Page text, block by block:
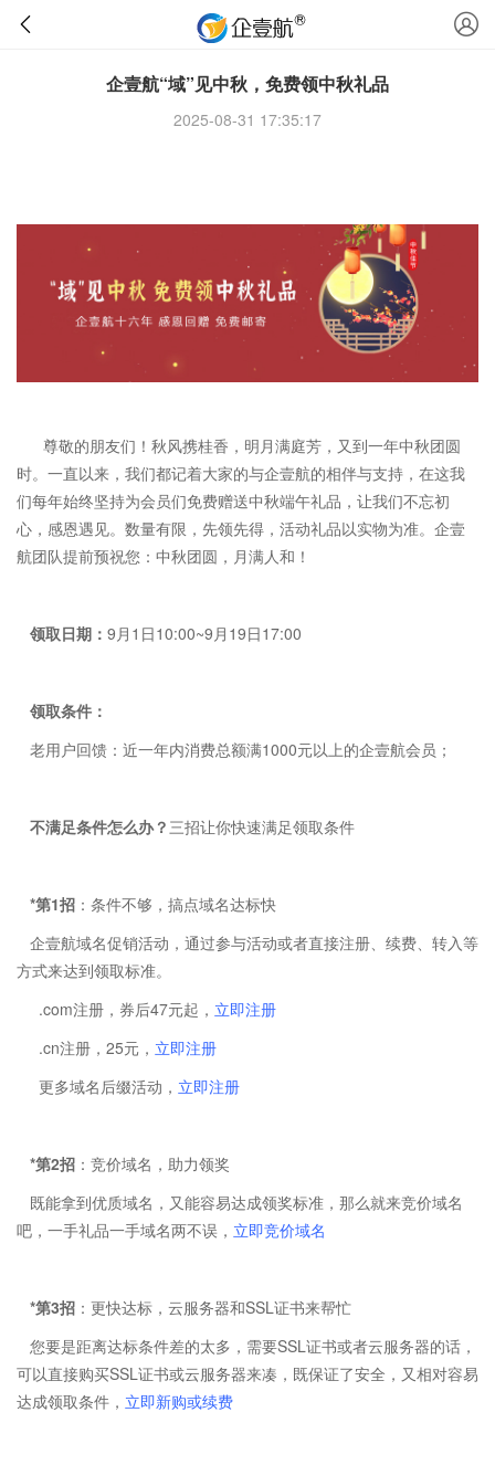
企壹航“域”见中秋，免费领中秋礼品
2025-08-31 17:35:17
尊敬的朋友们！秋风携桂香，明月满庭芳，又到一年中秋团圆
时。一直以来，我们都记着大家的与企壹航的相伴与支持，在这我
们每年始终坚持为会员们免费赠送中秋端午礼品，让我们不忘初
心，感恩遇见。数量有限，先领先得，活动礼品以实物为准。企壹
航团队提前预祝您：中秋团圆，月满人和！
领取日期： 9月1日10:00~9月19日17:00
领取条件：
老用户回馈：近一年内消费总额满1000元以上的企壹航会员；
不满足条件怎么办？ 三招让你快速满足领取条件
*第1招 ：条件不够，搞点域名达标快
企壹航域名促销活动，通过参与活动或者直接注册、续费、转入等
方式来达到领取标准。
.com注册，券后47元起， 立即注册
.cn注册，25元， 立即注册
更多域名后缀活动， 立即注册
*第2招 ：竞价域名，助力领奖
既能拿到优质域名，又能容易达成领奖标准，那么就来竞价域名
吧，一手礼品一手域名两不误， 立即竞价域名
*第3招 ：更快达标，云服务器和SSL证书来帮忙
您要是距离达标条件差的太多，需要SSL证书或者云服务器的话，
可以直接购买SSL证书或云服务器来凑，既保证了安全，又相对容易
达成领取条件， 立即新购或续费